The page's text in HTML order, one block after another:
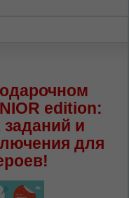
edition:
и
для